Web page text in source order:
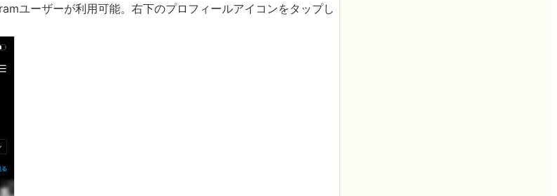
ユーザーが利用可能。右下のプロフィールアイコンをタップし